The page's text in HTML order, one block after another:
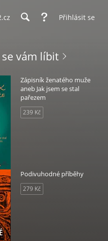
Přihlásit se
vám líbit
Zápisník ženatého muže
aneb Jak jsem se stal
pařezem
239 Kč
Podivuhodné příběhy
279 Kč